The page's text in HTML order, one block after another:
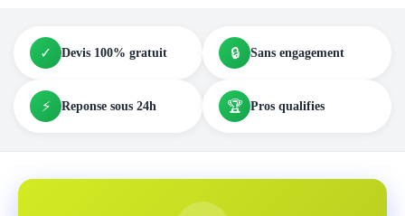
✓ Devis 100% gratuit 🔒 Sans engagement
⚡ Reponse sous 24h 🏆 Pros qualifies